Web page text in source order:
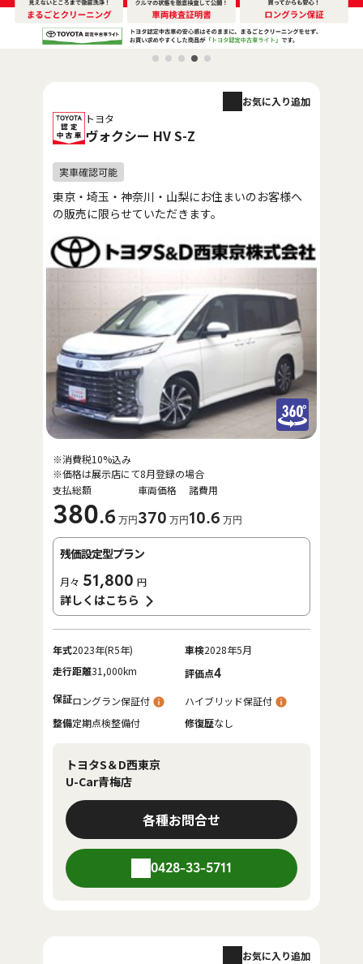
トヨタ
ヴォクシー HV S-Z
お気に入り追加
東京・埼玉・神奈川・山梨にお住まいのお客様へ
の販売に限らせていただきます。
支払総額
380.6 万円
車両価格
370 万円
諸費用
10.6 万円
※消費税10%込み
※価格は展示店にて8月登録の場合
残価設定型プラン
月々 51,800 円
詳しくはこちら
年式2023年(R5年) 車検2028年5月
走行距離31,000km 評価点4
保証ロングラン保証付
ハイブリッド保証付
整備定期点検整備付 修復歴なし
トヨタS＆D西東京
U-Car青梅店
各種お問合せ
0428-33-5711
お気に入り追加